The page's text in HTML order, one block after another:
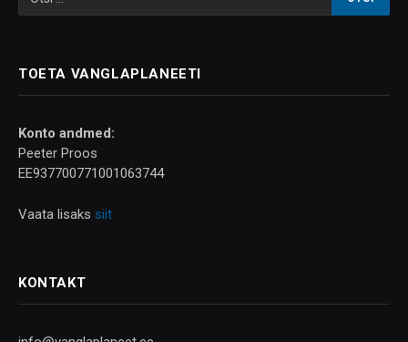
TOETA VANGLAPLANEETI
Konto andmed:
Peeter Proos
EE937700771001063744
Vaata lisaks siit
KONTAKT